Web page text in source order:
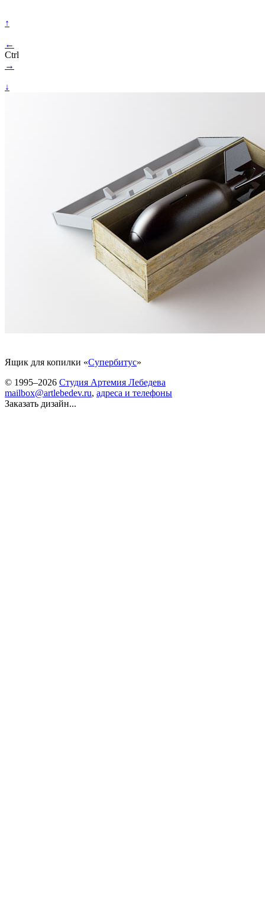
↑
←
Ctrl
→
↓
Ящик для копилки «Супербитус»
© 1995–2026 Студия Артемия Лебедева
mailbox@artlebedev.ru, адреса и телефоны
Заказать дизайн...